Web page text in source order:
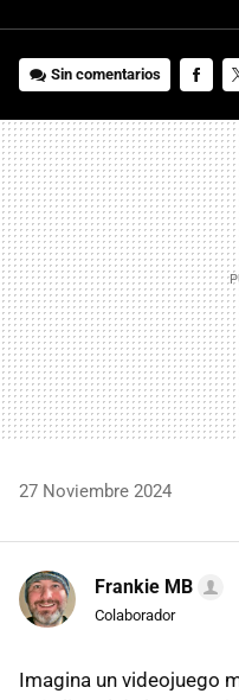
Sin comentarios
27 Noviembre 2024
Frankie MB
Colaborador
Imagina un videojuego